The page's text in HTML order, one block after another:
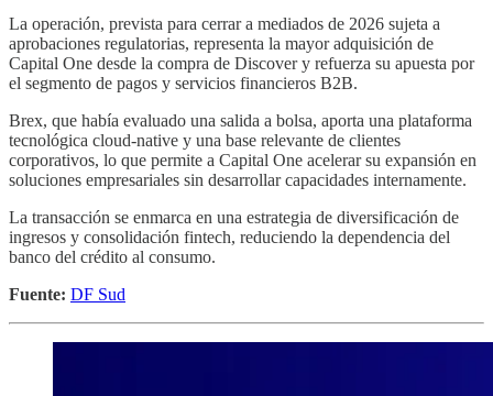
La operación, prevista para cerrar a mediados de 2026 sujeta a
aprobaciones regulatorias, representa la mayor adquisición de
Capital One desde la compra de Discover y refuerza su apuesta por
el segmento de pagos y servicios financieros B2B.
Brex, que había evaluado una salida a bolsa, aporta una plataforma
tecnológica cloud-native y una base relevante de clientes
corporativos, lo que permite a Capital One acelerar su expansión en
soluciones empresariales sin desarrollar capacidades internamente.
La transacción se enmarca en una estrategia de diversificación de
ingresos y consolidación fintech, reduciendo la dependencia del
banco del crédito al consumo.
Fuente: DF Sud